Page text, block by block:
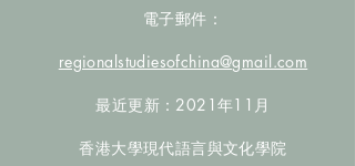
電子郵件：
regionalstudiesofchina@gmail.com
最近更新：2021年11月
香港大學現代語言與文化學院